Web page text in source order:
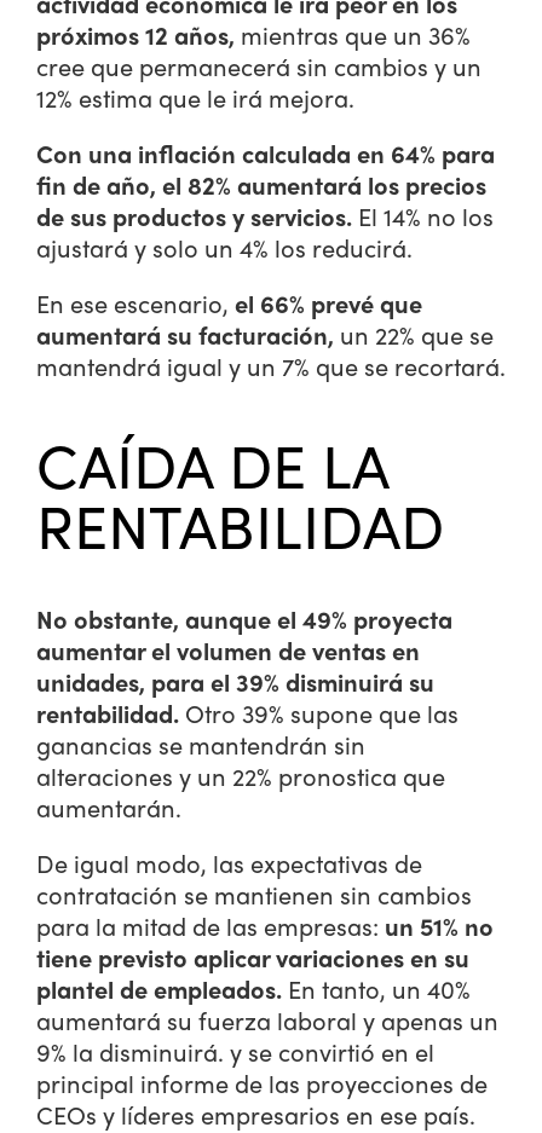
próximos 12 años, mientras que un 36%
cree que permanecerá sin cambios y un
12% estima que le irá mejora.
Con una inflación calculada en 64% para
fin de año, el 82% aumentará los precios
de sus productos y servicios. El 14% no los
ajustará y solo un 4% los reducirá.
En ese escenario, el 66% prevé que
aumentará su facturación, un 22% que se
mantendrá igual y un 7% que se recortará.
CAÍDA DE LA
RENTABILIDAD
No obstante, aunque el 49% proyecta
aumentar el volumen de ventas en
unidades, para el 39% disminuirá su
rentabilidad. Otro 39% supone que las
ganancias se mantendrán sin
alteraciones y un 22% pronostica que
aumentarán.
De igual modo, las expectativas de
contratación se mantienen sin cambios
para la mitad de las empresas: un 51% no
tiene previsto aplicar variaciones en su
plantel de empleados. En tanto, un 40%
aumentará su fuerza laboral y apenas un
9% la disminuirá. y se convirtió en el
principal informe de las proyecciones de
CEOs y líderes empresarios en ese país.